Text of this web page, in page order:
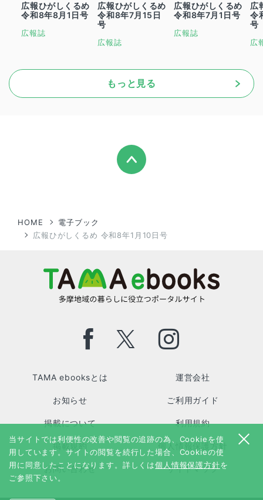
広報ひがしくるめ
令和8年8月1日号
広報誌
広報ひがしくるめ
令和8年7月15日
号
広報誌
広報ひがしくるめ
令和8年7月1日号
広報誌
広
令
号
広
もっと見る
HOME
電子ブック
広報ひがしくるめ 令和8年1月10日号
TAMA ebooksとは 運営会社
お知らせ ご利用ガイド
掲載について 利用規約
掲載規約 個人情報保護方針
お問い合わせ サイトマップ
当サイトでは利便性の改善や閲覧の追跡の為、Cookieを使
用しています。サイトの閲覧を続行した場合、Cookieの使
用に同意したことになります。詳しくは個人情報保護方針を
ご参照下さい。